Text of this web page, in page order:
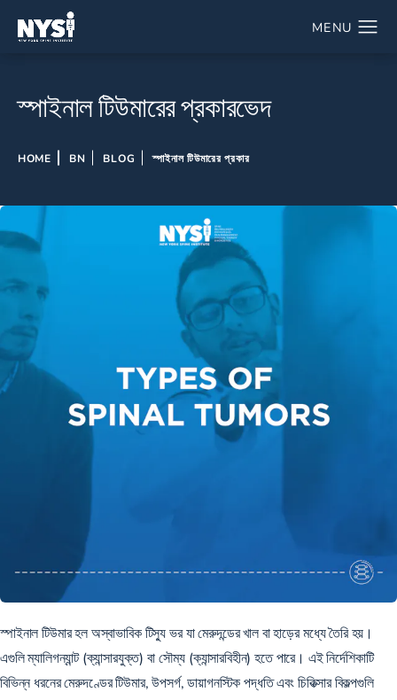
স্পাইনাল টিউমারের প্রকারভেদ
HOME BN BLOG স্পাইনাল টিউমারের প্রকার
স্পাইনাল টিউমার হল অস্বাভাবিক টিস্যু ভর যা মেরুদন্ডের খাল বা হাড়ের মধ্যে তৈরি হয়।
এগুলি ম্যালিগন্যান্ট (ক্যান্সারযুক্ত) বা সৌম্য (ক্যান্সারবিহীন) হতে পারে। এই নির্দেশিকাটি
বিভিন্ন ধরনের মেরুদণ্ডের টিউমার, উপসর্গ, ডায়াগনস্টিক পদ্ধতি এবং চিকিত্সার বিকল্পগুলি